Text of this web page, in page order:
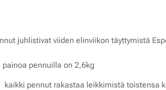
juhlistivat viiden elinviikon täyttymistä
painoa pennuilla on 2,6kg
kaikki pennut rakastaa leikkimistä toistensa